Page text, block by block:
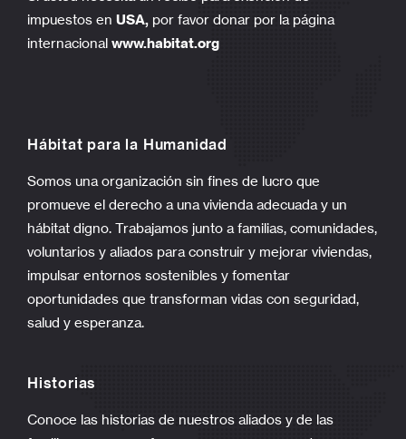
impuestos en USA, por favor donar por la página
internacional www.habitat.org
Hábitat para la Humanidad
Somos una organización sin fines de lucro que
promueve el derecho a una vivienda adecuada y un
hábitat digno. Trabajamos junto a familias, comunidades,
voluntarios y aliados para construir y mejorar viviendas,
impulsar entornos sostenibles y fomentar
oportunidades que transforman vidas con seguridad,
salud y esperanza.
Historias
Conoce las historias de nuestros aliados y de las